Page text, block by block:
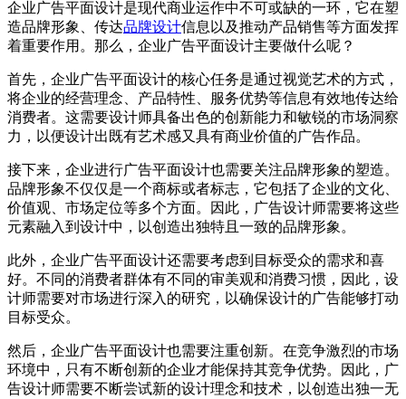
企业广告平面设计是现代商业运作中不可或缺的一环，它在塑
造品牌形象、传达品牌设计信息以及推动产品销售等方面发挥
着重要作用。那么，企业广告平面设计主要做什么呢？
首先，企业广告平面设计的核心任务是通过视觉艺术的方式，
将企业的经营理念、产品特性、服务优势等信息有效地传达给
消费者。这需要设计师具备出色的创新能力和敏锐的市场洞察
力，以便设计出既有艺术感又具有商业价值的广告作品。
接下来，企业进行广告平面设计也需要关注品牌形象的塑造。
品牌形象不仅仅是一个商标或者标志，它包括了企业的文化、
价值观、市场定位等多个方面。因此，广告设计师需要将这些
元素融入到设计中，以创造出独特且一致的品牌形象。
此外，企业广告平面设计还需要考虑到目标受众的需求和喜
好。不同的消费者群体有不同的审美观和消费习惯，因此，设
计师需要对市场进行深入的研究，以确保设计的广告能够打动
目标受众。
然后，企业广告平面设计也需要注重创新。在竞争激烈的市场
环境中，只有不断创新的企业才能保持其竞争优势。因此，广
告设计师需要不断尝试新的设计理念和技术，以创造出独一无